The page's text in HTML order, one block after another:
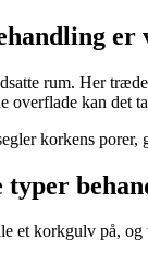
er
rum. Her
overflade kan det
korkens
typer
et korkgulv på,